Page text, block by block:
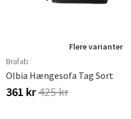
Flere varianter
Brafab
Olbia Hængesofa Tag Sort
361 kr425 kr